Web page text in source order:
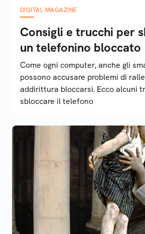
DIGITAL MAGAZINE
Consigli e trucchi per
un telefonino bloccato
Come ogni computer, anche gli
possono accusare problemi di
addirittura bloccarsi. Ecco alcuni
sbloccare il telefono